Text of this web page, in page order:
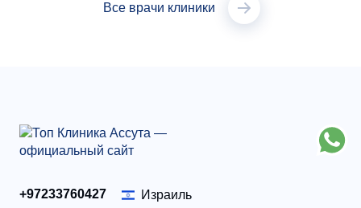
Все врачи клиники
+97233760427 Израиль